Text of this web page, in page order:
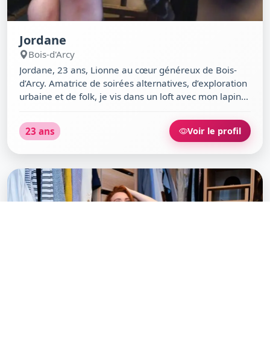
Jordane
Bois-d'Arcy
Jordane, 23 ans, Lionne au cœur généreux de Bois-
d’Arcy. Amatrice de soirées alternatives, d’exploration
urbaine et de folk, je vis dans un loft avec mon lapin
chaleureuse, je savoure la cuisine indienne, les
discussions autour d’un café, et les escapades photo.
Si tu aimes refaire le monde en terrasse ou partager
23 ans Voir le profil